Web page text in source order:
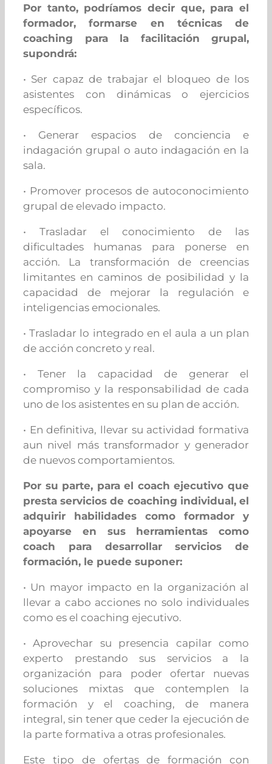
Por tanto, podríamos decir que, para el
formador, formarse en técnicas de
coaching para la facilitación grupal,
supondrá:
• Ser capaz de trabajar el bloqueo de los
asistentes con dinámicas o ejercicios
específicos.
• Generar espacios de conciencia e
indagación grupal o auto indagación en la
sala.
• Promover procesos de autoconocimiento
grupal de elevado impacto.
• Trasladar el conocimiento de las
dificultades humanas para ponerse en
acción. La transformación de creencias
limitantes en caminos de posibilidad y la
capacidad de mejorar la regulación e
inteligencias emocionales.
• Trasladar lo integrado en el aula a un plan
de acción concreto y real.
• Tener la capacidad de generar el
compromiso y la responsabilidad de cada
uno de los asistentes en su plan de acción.
• En definitiva, llevar su actividad formativa
aun nivel más transformador y generador
de nuevos comportamientos.
Por su parte, para el coach ejecutivo que
presta servicios de coaching individual, el
adquirir habilidades como formador y
apoyarse en sus herramientas como
coach para desarrollar servicios de
formación, le puede suponer:
• Un mayor impacto en la organización al
llevar a cabo acciones no solo individuales
como es el coaching ejecutivo.
• Aprovechar su presencia capilar como
experto prestando sus servicios a la
organización para poder ofertar nuevas
soluciones mixtas que contemplen la
formación y el coaching, de manera
integral, sin tener que ceder la ejecución de
la parte formativa a otras profesionales.
Este tipo de ofertas de formación con